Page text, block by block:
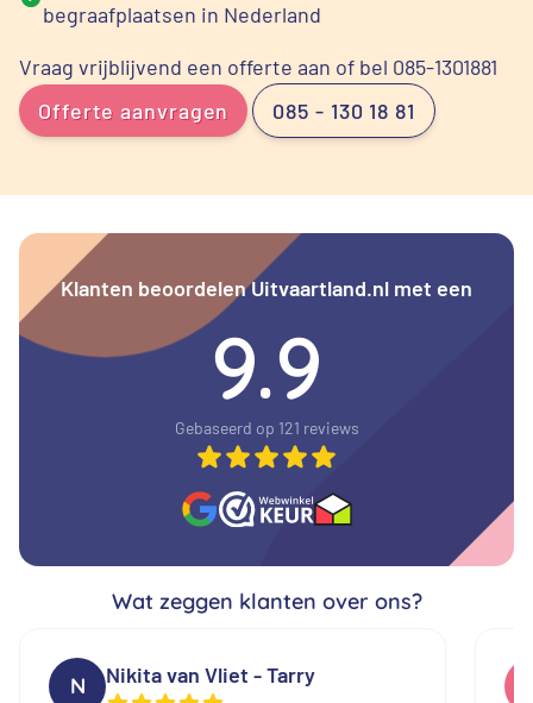
begraafplaatsen in Nederland
Vraag vrijblijvend een offerte aan of bel 085-1301881
Offerte aanvragen
085 - 130 18 81
Klanten beoordelen Uitvaartland.nl met een
9.9
Gebaseerd op 121 reviews
Wat zeggen klanten over ons?
N Nikita van Vliet - Tarry